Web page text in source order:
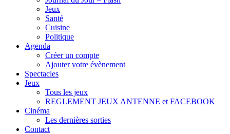
Jeux
Santé
Cuisine
Politique
Agenda
Créer un compte
Ajouter votre évènement
Spectacles
Jeux
Tous les jeux
REGLEMENT JEUX ANTENNE et FACEBOOK
Cinéma
Les dernières sorties
Contact